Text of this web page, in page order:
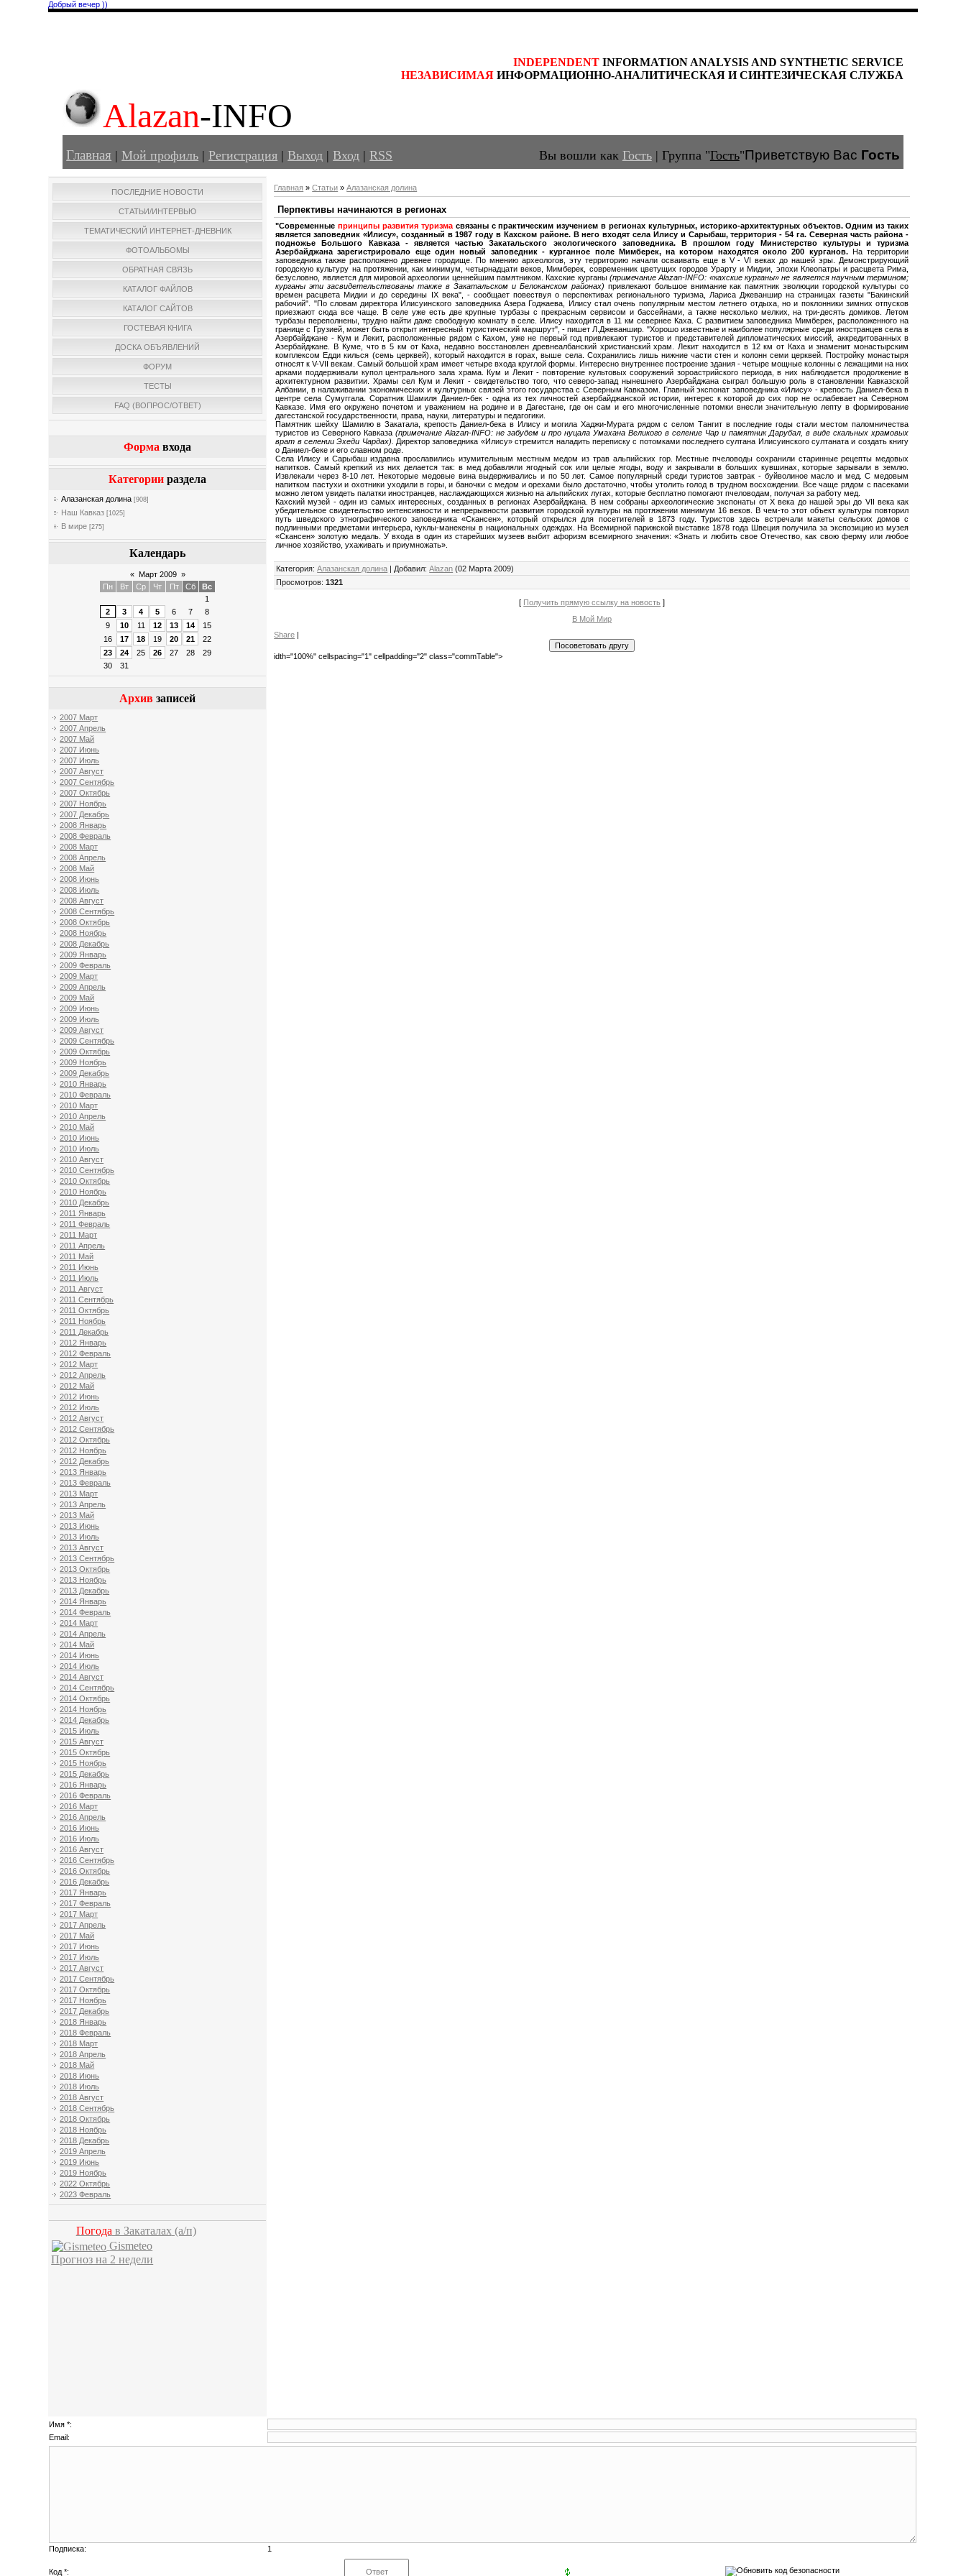
Добрый вечер ))
INDEPENDENT INFORMATION ANALYSIS AND SYNTHETIC SERVICE
НЕЗАВИСИМАЯ ИНФОРМАЦИОННО-АНАЛИТИЧЕСКАЯ И СИНТЕЗИЧЕСКАЯ СЛУЖБА
Alazan-INFO
Главная |Мой профиль |Регистрация |Выход |Вход |RSS Вы вошли как Гость| Группа"Гость"Приветствую Вас Гость
ПОСЛЕДНИЕ НОВОСТИ
СТАТЬИ/ИНТЕРВЬЮ
ТЕМАТИЧЕСКИЙ ИНТЕРНЕТ-ДНЕВНИК
ФОТОАЛЬБОМЫ
ОБРАТНАЯ СВЯЗЬ
КАТАЛОГ ФАЙЛОВ
КАТАЛОГ САЙТОВ
ГОСТЕВАЯ КНИГА
ДОСКА ОБЪЯВЛЕНИЙ
ФОРУМ
ТЕСТЫ
FAQ (ВОПРОС/ОТВЕТ)
Форма входа
Категории раздела
Алазанская долина [908]
Наш Кавказ [1025]
В мире [275]
Календарь
« Март 2009 »
Пн
Вт Ср Чт Пт Сб
Вс
1
2
3 4 5 6 7
8
9
10 11 12 13 14
15
16
17 18 19 20 21
22
23
24 25 26 27 28
29
30
31
Архив записей
2007 Март
2007 Апрель
2007 Май
2007 Июнь
2007 Июль
2007 Август
2007 Сентябрь
2007 Октябрь
2007 Ноябрь
2007 Декабрь
2008 Январь
2008 Февраль
2008 Март
2008 Апрель
2008 Май
2008 Июнь
2008 Июль
2008 Август
2008 Сентябрь
2008 Октябрь
2008 Ноябрь
2008 Декабрь
2009 Январь
2009 Февраль
2009 Март
2009 Апрель
2009 Май
2009 Июнь
2009 Июль
2009 Август
2009 Сентябрь
2009 Октябрь
2009 Ноябрь
2009 Декабрь
2010 Январь
2010 Февраль
2010 Март
2010 Апрель
2010 Май
2010 Июнь
2010 Июль
2010 Август
2010 Сентябрь
2010 Октябрь
2010 Ноябрь
2010 Декабрь
2011 Январь
2011 Февраль
2011 Март
2011 Апрель
2011 Май
2011 Июнь
2011 Июль
2011 Август
2011 Сентябрь
2011 Октябрь
2011 Ноябрь
2011 Декабрь
2012 Январь
2012 Февраль
2012 Март
2012 Апрель
2012 Май
2012 Июнь
2012 Июль
2012 Август
2012 Сентябрь
2012 Октябрь
2012 Ноябрь
2012 Декабрь
2013 Январь
2013 Февраль
2013 Март
2013 Апрель
2013 Май
2013 Июнь
2013 Июль
2013 Август
2013 Сентябрь
2013 Октябрь
2013 Ноябрь
2013 Декабрь
2014 Январь
2014 Февраль
2014 Март
2014 Апрель
2014 Май
2014 Июнь
2014 Июль
2014 Август
2014 Сентябрь
2014 Октябрь
2014 Ноябрь
2014 Декабрь
2015 Июль
2015 Август
2015 Октябрь
2015 Ноябрь
2015 Декабрь
2016 Январь
2016 Февраль
2016 Март
2016 Апрель
2016 Июнь
2016 Июль
2016 Август
2016 Сентябрь
2016 Октябрь
2016 Декабрь
2017 Январь
2017 Февраль
2017 Март
2017 Апрель
2017 Май
2017 Июнь
2017 Июль
2017 Август
2017 Сентябрь
2017 Октябрь
2017 Ноябрь
2017 Декабрь
2018 Январь
2018 Февраль
2018 Март
2018 Апрель
2018 Май
2018 Июнь
2018 Июль
2018 Август
2018 Сентябрь
2018 Октябрь
2018 Ноябрь
2018 Декабрь
2019 Апрель
2019 Июнь
2019 Ноябрь
2022 Октябрь
2023 Февраль
Погода в Закаталах (а/п)
Gismeteo
Прогноз на 2 недели
Главная »Статьи »Алазанская долина
Перпективы начинаются в регионах
"Современныепринципы развития туризма связаны с практическим изучениемв регионах культурных, историко-архитектурных объектов. Одним из таких
является заповедник «Илису», созданный в 1987 году в Кахском районе. В него входят села Илису и Сарыбаш, территория - 54 га. Северная часть района -
подножье Большого Кавказа - является частью Закатальского экологического заповедника.В прошлом году Министерство культуры и туризма
Азербайджана зарегистрировало еще один новый заповедник - курганное поле Мимберек, на котором находятся около 200 курганов.На территории
заповедника также расположено древнее городище. По мнению археологов, эту территорию начали осваивать еще в V - VI веках до нашей эры. Демонстрирующий
городскую культуру на протяжении, как минимум, четырнадцати веков, Мимберек, современник цветущих городов Урарту и Мидии, эпохи Клеопатры и расцвета Рима,
безусловно, является для мировой археологии ценнейшим памятником. Кахские курганы(примечание Alazan-INFO: «кахские курганы» не является научным термином;
курганы эти засвидетельствованы также в Закатальском и Белоканском районах) привлекают большое внимание как памятник эволюции городской культуры со
времен расцвета Мидии и до середины IX века", - сообщает повествуя о перспективах регионального туризма, Лариса Джеваншир на страницах газеты "Бакинский
рабочий". "По словам директора Илисуинского заповедника Азера Годжаева, Илису стал очень популярным местом летнего отдыха, но и поклонники зимних отпусков
приезжают сюда все чаще. В селе уже есть две крупные турбазы с прекрасным сервисом и бассейнами, а также несколько мелких, на три-десять домиков. Летом
турбазы переполнены, трудно найти даже свободную комнату в селе. Илису находится в 11 км севернее Каха. С развитием заповедника Мимберек, расположенного на
границе с Грузией, может быть открыт интересный туристический маршрут", - пишет Л.Джеваншир. "Хорошо известные и наиболее популярные среди иностранцев села в
Азербайджане - Кум и Лекит, расположенные рядом с Кахом, уже не первый год привлекают туристов и представителей дипломатических миссий, аккредитованных в
Азербайджане. В Куме, что в 5 км от Каха, недавно восстановлен древнеалбанский христианский храм. Лекит находится в 12 км от Каха и знаменит монастырским
комплексом Едди килься (семь церквей), который находится в горах, выше села. Сохранились лишь нижние части стен и колонн семи церквей. Постройку монастыря
относят к V-VII векам. Самый большой храм имеет четыре входа круглой формы. Интересно внутреннее построение здания - четыре мощные колонны с лежащими на них
арками поддерживали купол центрального зала храма. Кум и Лекит - повторение культовых сооружений зороастрийского периода, в них наблюдается продолжение в
архитектурном развитии. Храмы сел Кум и Лекит - свидетельство того, что северо-запад нынешнего Азербайджана сыграл большую роль в становлении Кавказской
Албании, в налаживании экономических и культурных связей этого государства с Северным Кавказом. Главный экспонат заповедника «Илису» - крепость Даниел-бека в
центре села Сумуггала. Соратник Шамиля Даниел-бек - одна из тех личностей азербайджанской истории, интерес к которой до сих пор не ослабевает на Северном
Кавказе. Имя его окружено почетом и уважением на родине и в Дагестане, где он сам и его многочисленные потомки внесли значительную лепту в формирование
дагестанской государственности, права, науки, литературы и педагогики.
Памятник шейху Шамилю в Закатала, крепость Даниел-бека в Илису и могила Хаджи-Мурата рядом с селом Тангит в последние годы стали местом паломничества
туристов из Северного Кавказа(примечание Alazan-INFO: не забудем и про нуцала Умахана Великого в селение Чар и памятник Дарубал, в виде скальных храмовых
врат в селении Эхеди Чардах).
Директор заповедника «Илису» стремится наладить переписку с потомками последнего султана Илисуинского султаната и создать книгу
о Даниел-беке и его славном роде.
Села Илису и Сарыбаш издавна прославились изумительным местным медом из трав альпийских гор. Местные пчеловоды сохранили старинные рецепты медовых
напитков. Самый крепкий из них делается так: в мед добавляли ягодный сок или целые ягоды, воду и закрывали в больших кувшинах, которые зарывали в землю.
Извлекали через 8-10 лет. Некоторые медовые вина выдерживались и по 50 лет. Самое популярный среди туристов завтрак - буйволиное масло и мед. С медовым
напитком пастухи и охотники уходили в горы, и баночки с медом и орехами было достаточно, чтобы утолить голод в трудном восхождении. Все чаще рядом с пасеками
можно летом увидеть палатки иностранцев, наслаждающихся жизнью на альпийских лугах, которые бесплатно помогают пчеловодам, получая за работу мед.
Кахский музей - один из самых интересных, созданных в регионах Азербайджана. В нем собраны археологические экспонаты от X века до нашей эры до VII века как
убедительное свидетельство интенсивности и непрерывности развития городской культуры на протяжении минимум 16 веков. В чем-то этот объект культуры повторил
путь шведского этнографического заповедника «Скансен», который открылся для посетителей в 1873 году. Туристов здесь встречали макеты сельских домов с
подлинными предметами интерьера, куклы-манекены в национальных одеждах. На Всемирной парижской выставке 1878 года Швеция получила за экспозицию из музея
«Скансен» золотую медаль. У входа в один из старейших музеев выбит афоризм всемирного значения: «Знать и любить свое Отечество, как свою ферму или любое
личное хозяйство, ухаживать и приумножать».
Категория:Алазанская долина | Добавил:Alazan (02 Марта 2009)
Просмотров:1321
[ Получить прямую ссылку на новость ]
В Мой Мир
Share
idth="100%" cellspacing="1" cellpadding="2" class="commTable">
Имя *:
Email:
Подписка: 1
Код *: